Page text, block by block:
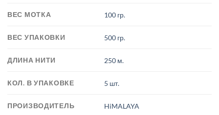
ВЕС МОТКА 100 гр.
ВЕС УПАКОВКИ 500 гр.
ДЛИНА НИТИ 250 м.
КОЛ. В УПАКОВКЕ 5 шт.
ПРОИЗВОДИТЕЛЬ HiMALAYA